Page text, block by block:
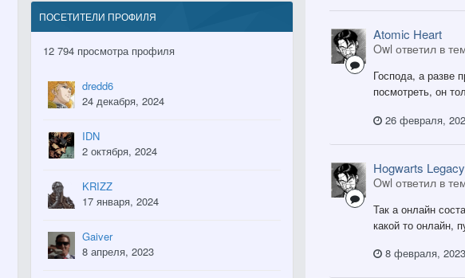
ПОСЕТИТЕЛИ ПРОФИЛЯ
12 794 просмотра профиля
dredd6
24 декабря, 2024
IDN
2 октября, 2024
KRIZZ
17 января, 2024
Gaiver
8 апреля, 2023
Atomic Heart
Owl ответил в
Господа, а разве
посмотреть, он
26 февраля,
Hogwarts Legacy
Owl ответил в
Так а онлайн
какой то онлайн,
8 февраля, 2023